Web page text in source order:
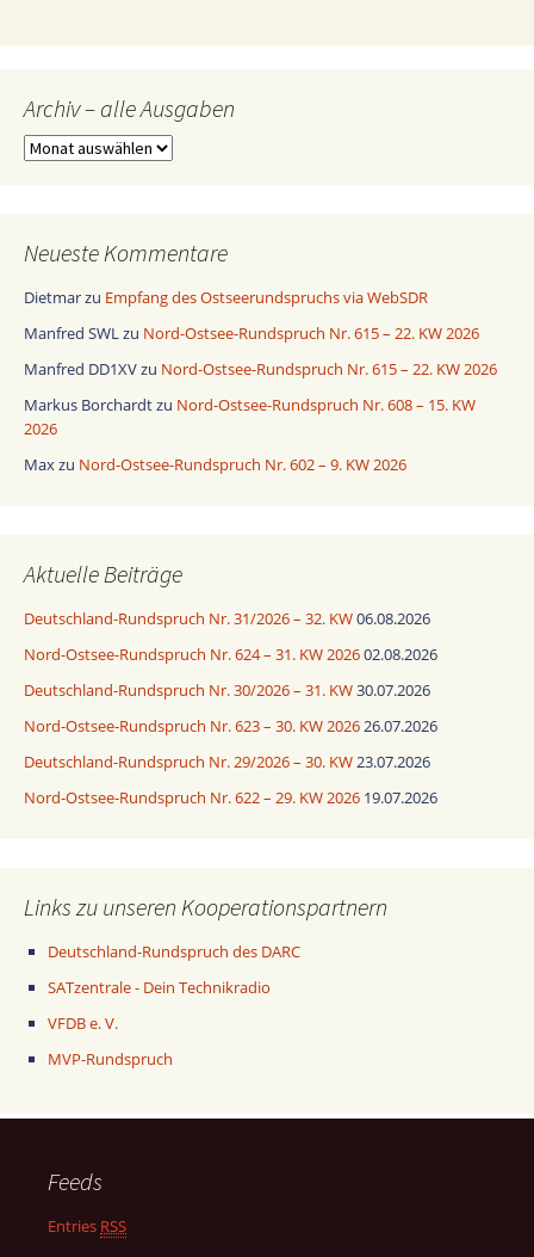
Archiv – alle Ausgaben
Archiv
–
Neueste Kommentare
Dietmarzu Empfang des Ostseerundspruchs via WebSDR
Manfred SWLzu Nord-Ostsee-Rundspruch Nr. 615 – 22. KW 2026
Manfred DD1XVzu Nord-Ostsee-Rundspruch Nr. 615 – 22. KW 2026
Markus Borchardtzu Nord-Ostsee-Rundspruch Nr. 608 – 15. KW
2026
Maxzu Nord-Ostsee-Rundspruch Nr. 602 – 9. KW 2026
Aktuelle Beiträge
Deutschland-Rundspruch Nr. 31/2026 – 32. KW06.08.2026
Nord-Ostsee-Rundspruch Nr. 624 – 31. KW 202602.08.2026
Deutschland-Rundspruch Nr. 30/2026 – 31. KW30.07.2026
Nord-Ostsee-Rundspruch Nr. 623 – 30. KW 202626.07.2026
Deutschland-Rundspruch Nr. 29/2026 – 30. KW23.07.2026
Nord-Ostsee-Rundspruch Nr. 622 – 29. KW 2026 19.07.2026
Links zu unseren Kooperationspartnern
Deutschland-Rundspruch des DARC
SATzentrale - Dein Technikradio
VFDB e. V.
MVP-Rundspruch
Feeds
Entries RSS